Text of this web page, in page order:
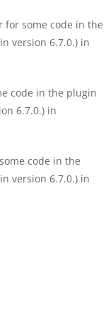
for some code in the
version 6.7.0.) in
code in the plugin
6.7.0.) in
code in the
version 6.7.0.) in